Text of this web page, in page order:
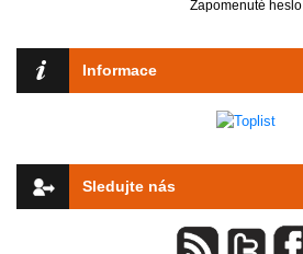
Zapomenuté heslo
Informace
Sledujte nás